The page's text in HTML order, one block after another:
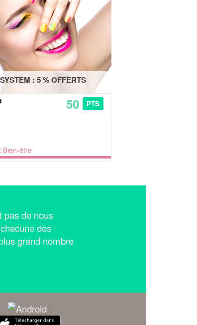
: 5 % OFFERTS
50 PTS
Bien-être
pas de nous
des
grand nombre